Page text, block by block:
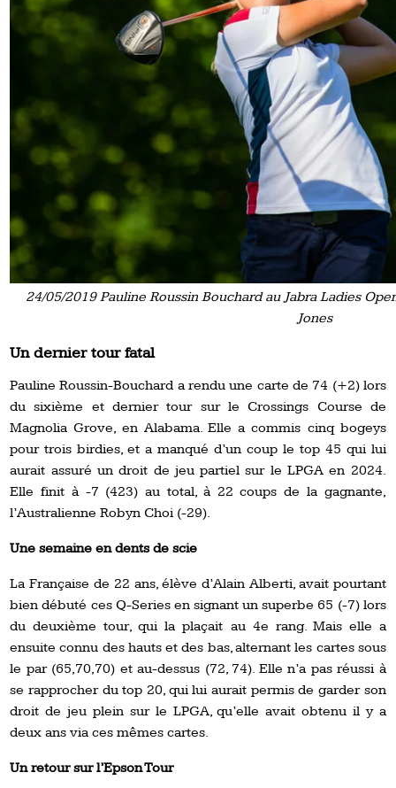
24/05/2019 Pauline Roussin Bouchard au Jabra Ladies
Jones
Un dernier tour fatal
Pauline Roussin-Bouchard a rendu une carte de 74 (+2) lors
du sixième et dernier tour sur le Crossings Course de
Magnolia Grove, en Alabama. Elle a commis cinq bogeys
pour trois birdies, et a manqué d’un coup le top 45 qui lui
aurait assuré un droit de jeu partiel sur le LPGA en 2024.
Elle finit à -7 (423) au total, à 22 coups de la gagnante,
l’Australienne Robyn Choi (-29).
Une semaine en dents de scie
La Française de 22 ans, élève d’Alain Alberti, avait pourtant
bien débuté ces Q-Series en signant un superbe 65 (-7) lors
du deuxième tour, qui la plaçait au 4e rang. Mais elle a
ensuite connu des hauts et des bas, alternant les cartes sous
le par (65,70,70) et au-dessus (72, 74). Elle n’a pas réussi à
se rapprocher du top 20, qui lui aurait permis de garder son
droit de jeu plein sur le LPGA, qu’elle avait obtenu il y a
deux ans via ces mêmes cartes.
Un retour sur l’Epson Tour